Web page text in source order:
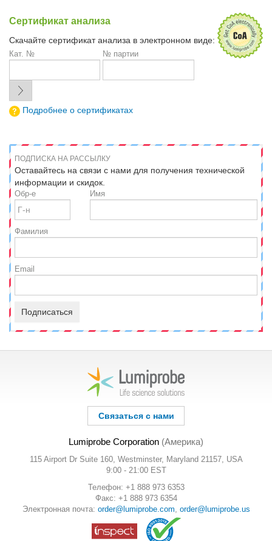
Сертификат анализа
Скачайте сертификат анализа в электронном виде:
Кат. № № партии
Подробнее о сертификатах
ПОДПИСКА НА РАССЫЛКУ
Оставайтесь на связи с нами для получения технической
информации и скидок.
Обр-е Имя
Фамилия
Email
Подписаться
Связаться с нами
Lumiprobe Corporation (Америка)
115 Airport Dr Suite 160, Westminster, Maryland 21157, USA
9:00 - 21:00 EST
Телефон: +1 888 973 6353
Факс: +1 888 973 6354
Электронная почта: order@lumiprobe.com order@lumiprobe.us